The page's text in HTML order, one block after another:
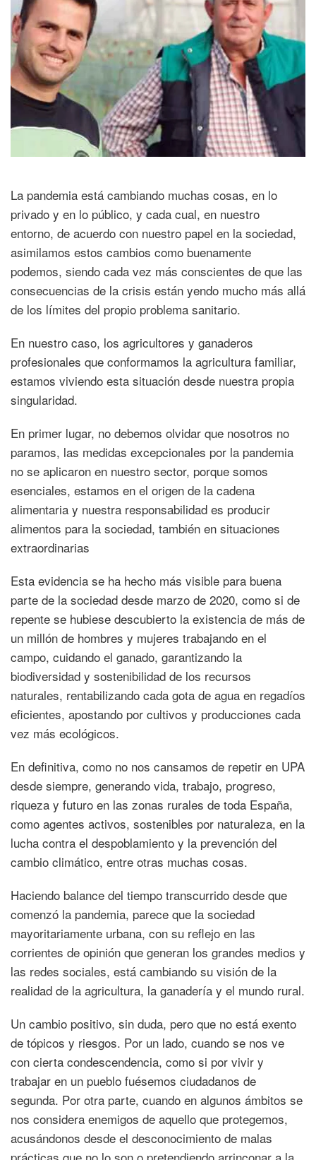
La pandemia está cambiando muchas cosas, en lo
privado y en lo público, y cada cual, en nuestro
entorno, de acuerdo con nuestro papel en la sociedad,
asimilamos estos cambios como buenamente
podemos, siendo cada vez más conscientes de que las
consecuencias de la crisis están yendo mucho más allá
de los límites del propio problema sanitario.
En nuestro caso, los agricultores y ganaderos
profesionales que conformamos la agricultura familiar,
estamos viviendo esta situación desde nuestra propia
singularidad.
En primer lugar, no debemos olvidar que nosotros no
paramos, las medidas excepcionales por la pandemia
no se aplicaron en nuestro sector, porque somos
esenciales, estamos en el origen de la cadena
alimentaria y nuestra responsabilidad es producir
alimentos para la sociedad, también en situaciones
extraordinarias
Esta evidencia se ha hecho más visible para buena
parte de la sociedad desde marzo de 2020, como si de
repente se hubiese descubierto la existencia de más de
un millón de hombres y mujeres trabajando en el
campo, cuidando el ganado, garantizando la
biodiversidad y sostenibilidad de los recursos
naturales, rentabilizando cada gota de agua en regadíos
eficientes, apostando por cultivos y producciones cada
vez más ecológicos.
En definitiva, como no nos cansamos de repetir en UPA
desde siempre, generando vida, trabajo, progreso,
riqueza y futuro en las zonas rurales de toda España,
como agentes activos, sostenibles por naturaleza, en la
lucha contra el despoblamiento y la prevención del
cambio climático, entre otras muchas cosas.
Haciendo balance del tiempo transcurrido desde que
comenzó la pandemia, parece que la sociedad
mayoritariamente urbana, con su reflejo en las
corrientes de opinión que generan los grandes medios y
las redes sociales, está cambiando su visión de la
realidad de la agricultura, la ganadería y el mundo rural.
Un cambio positivo, sin duda, pero que no está exento
de tópicos y riesgos. Por un lado, cuando se nos ve
con cierta condescendencia, como si por vivir y
trabajar en un pueblo fuésemos ciudadanos de
segunda. Por otra parte, cuando en algunos ámbitos se
nos considera enemigos de aquello que protegemos,
acusándonos desde el desconocimiento de malas